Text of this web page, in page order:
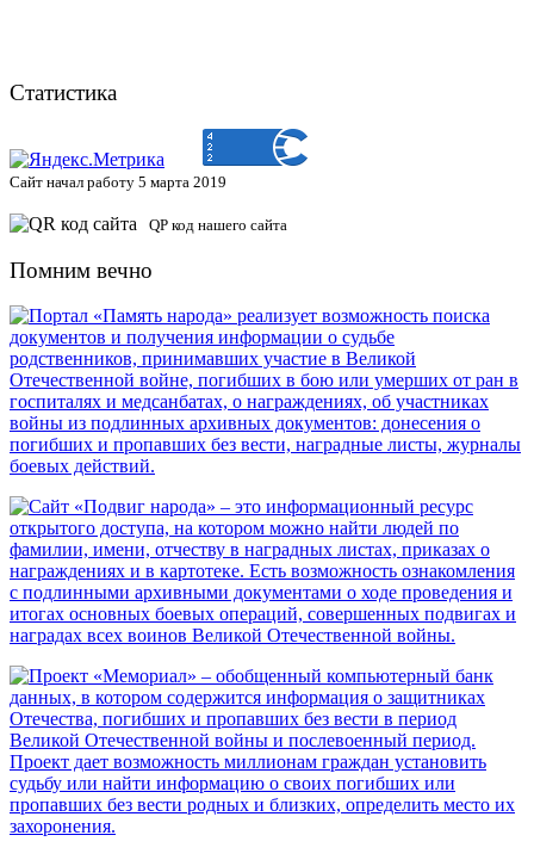
Статистика
Сайт начал работу 5 марта 2019
QP код нашего сайта
Помним вечно